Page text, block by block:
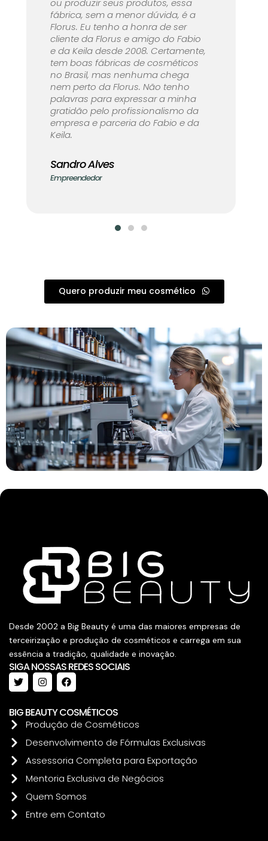
fábrica, sem a menor dúvida, é a
Florus. Eu tenho a honra de ser
cliente da Florus e amigo do Fabio
e da Keila desde 2008. Certamente,
tem boas fábricas de cosméticos
no Brasil, mas nenhuma chega
nem perto da Florus. Não tenho
palavras para expressar a minha
gratidão pelo profissionalismo da
empresa e parceria do Fabio e da
Keila.
Sandro Alves
Empreendedor
Quero produzir meu cosmético
Desde 2002 a Big Beauty é uma das maiores empresas de
terceirização e produção de cosméticos e carrega em sua
essência a tradição, qualidade e inovação.
SIGA NOSSAS REDES SOCIAIS
BIG BEAUTY COSMÉTICOS
Produção de Cosméticos
Desenvolvimento de Fórmulas Exclusivas
Assessoria Completa para Exportação
Mentoria Exclusiva de Negócios
Quem Somos
Entre em Contato